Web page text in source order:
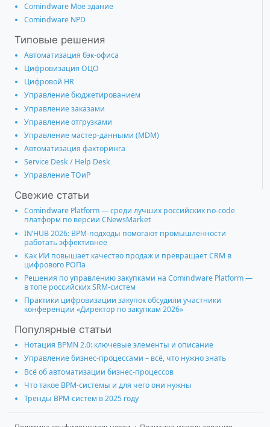
Comindware Моё здание
Comindware NPD
Типовые решения
Автоматизация бэк-офиса
Цифровизация ОЦО
Цифровой HR
Управление бюджетированием
Управление заказами
Управление отгрузками
Управление мастер-данными (MDM)
Автоматизация факторинга
Service Desk / Help Desk
Управление ТОиР
Свежие статьи
Comindware Platform — среди лучших российских no-code
платформ по версии CNewsMarket
IN’HUB 2026: BPM-подходы помогают промышленности
работать эффективнее
Как ИИ повышает качество продаж и превращает CRM в
цифрового РОПа
Решения по управлению закупками на Comindware Platform —
в топе российских SRM-систем
Практики цифровизации закупок обсудили участники
конференции «Директор по закупкам 2026»
Популярные статьи
Нотация BPMN 2.0: ключевые элементы и описание
Управление бизнес-процессами – всё, что нужно знать
Всё об автоматизации бизнес-процессов
Что такое BPM-системы и для чего они нужны
Тренды BPM-систем в 2025 году